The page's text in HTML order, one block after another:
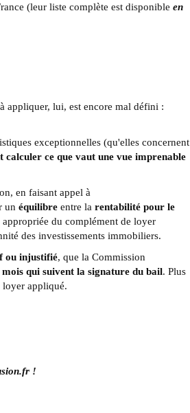
(leur liste complète est disponible en
appliquer, lui, est encore mal défini :
exceptionnelles (qu'elles concernent
calculer ce que vaut une vue imprenable
en faisant appel à
un équilibre entre la rentabilité pour le
du complément de loyer
des investissements immobiliers.
ou injustifié, que la Commission
qui suivent la signature du bail. Plus
loyer appliqué.
!